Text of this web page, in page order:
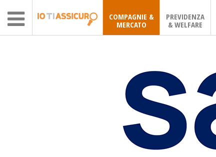
COMPAGNIE &
MERCATO
PREVIDENZA
& WELFARE